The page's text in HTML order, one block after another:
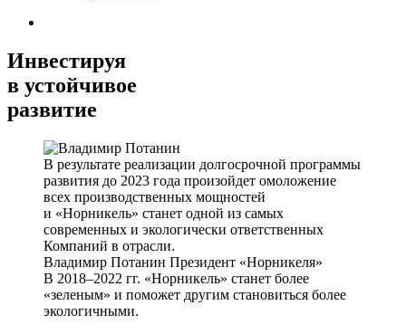
Инвестируя
в устойчивое
развитие
В результате реализации долгосрочной программы
развития до 2023 года произойдет омоложение
всех производственных мощностей
и «Норникель» станет одной из самых
современных и экологически ответственных
Компаний в отрасли.
Владимир Потанин Президент «Норникеля»
В 2018–2022 гг. «Норникель» станет более
«зеленым» и поможет другим становиться более
экологичными.